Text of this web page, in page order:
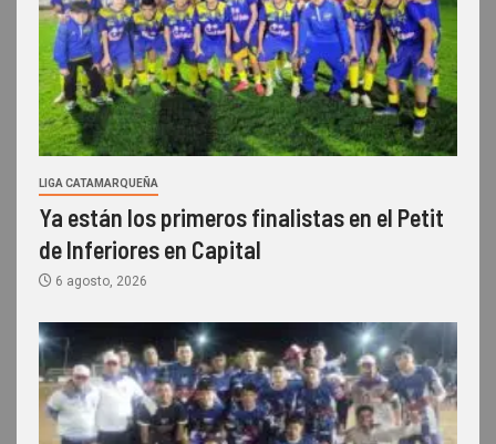
LIGA CATAMARQUEÑA
Ya están los primeros finalistas en el Petit
de Inferiores en Capital
6 agosto, 2026